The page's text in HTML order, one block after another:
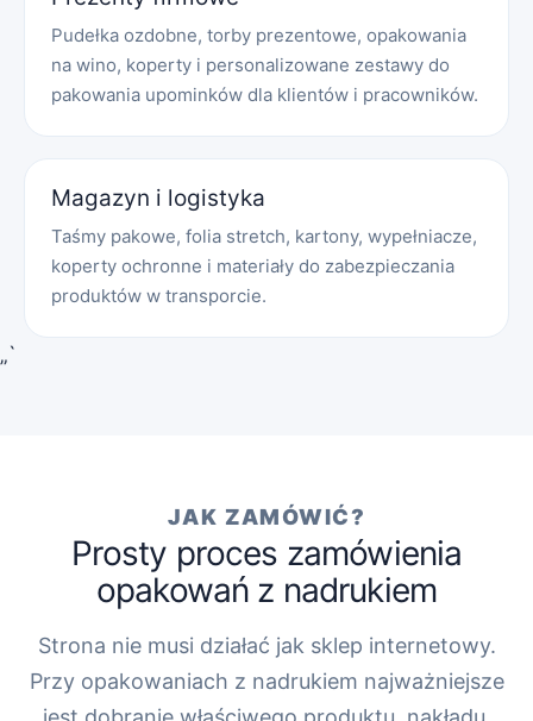
Pudełka ozdobne, torby prezentowe, opakowania
na wino, koperty i personalizowane zestawy do
pakowania upominków dla klientów i pracowników.
Magazyn i logistyka
Taśmy pakowe, folia stretch, kartony, wypełniacze,
koperty ochronne i materiały do zabezpieczania
produktów w transporcie.
„`
JAK ZAMÓWIĆ?
Prosty proces zamówienia
opakowań z nadrukiem
Strona nie musi działać jak sklep internetowy.
Przy opakowaniach z nadrukiem najważniejsze